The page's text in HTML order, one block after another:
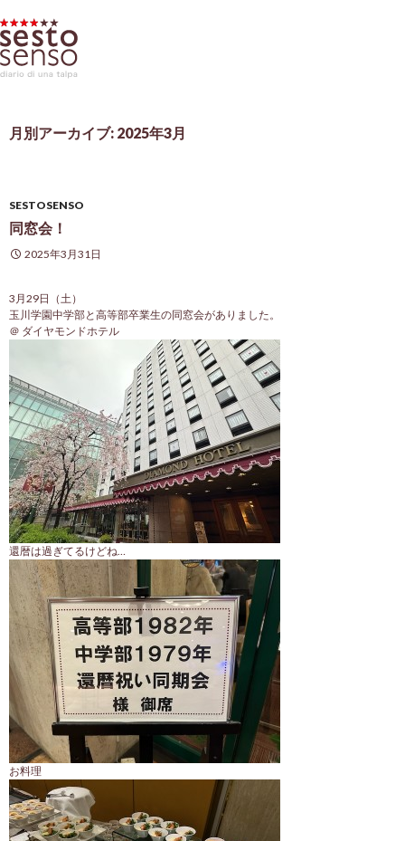
月別アーカイブ: 2025年3月
SESTOSENSO
同窓会！
2025年3月31日
3月29日（土）
玉川学園中学部と高等部卒業生の同窓会がありました。
＠ ダイヤモンドホテル
還暦は過ぎてるけどね…
お料理